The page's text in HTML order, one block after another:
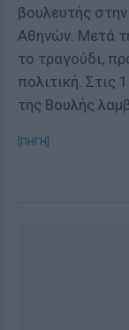
βουλευτής
Αθηνών. Μετά
το τραγούδι,
πολιτική. Στις
της Βουλής
[ΠΗΓΗ]